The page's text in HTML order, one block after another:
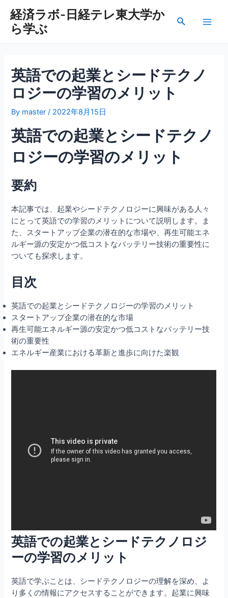
経済ラボ-日経テレ東大学か
ら学ぶ
検
英語での起業とシードテクノ
ロジーの学習のメリット
By master / 2022年8月15日
英語での起業とシードテクノ
ロジーの学習のメリット
要約
本記事では、起業やシードテクノロジーに興味がある人々
にとって英語での学習のメリットについて説明します。ま
た、スタートアップ企業の潜在的な市場や、再生可能エネ
ルギー源の安定かつ低コストなバッテリー技術の重要性に
ついても探求します。
目次
英語での起業とシードテクノロジーの学習のメリット
スタートアップ企業の潜在的な市場
再生可能エネルギー源の安定かつ低コストなバッテリー技
術の重要性
エネルギー産業における革新と進歩に向けた楽観
英語での起業とシードテクノロジ
ーの学習のメリット
英語で学ぶことは、シードテクノロジーの理解を深め、よ
り多くの情報にアクセスすることができます。起業に興味